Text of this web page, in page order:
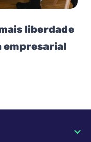
liberdade
empresarial